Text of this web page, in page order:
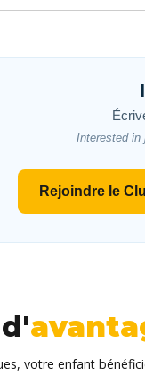
Interested in
Rejoindre le
votre enfant